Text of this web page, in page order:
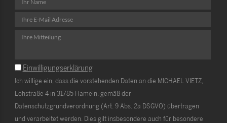
Einwilligungserklärung
Ich willige ein, dass die vorstehenden Daten an die MICHAEL VIETZ,
Lohstraße 4 in 31785 Hameln, gemäß der
Datenschutzgrundverordnung (Art. 9 Abs. 2a DSGVO) übertragen
und verarbeitet werden. Dies gilt insbesondere auch für besondere